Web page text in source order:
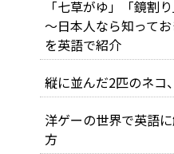
「七草がゆ」「鏡割
～日本人なら知って
を英語で紹介
縦に並んだ2匹のネコ
洋ゲーの世界で英語
方